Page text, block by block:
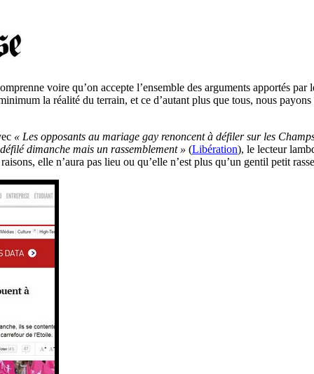
voire qu’on accepte l’ensemble des arguments apportés
la réalité du terrain, et ce d’autant plus que tous, nous
« Les opposants au mariage gay renoncent à défiler sur les
dimanche mais un rassemblement » (Libération), le lecteur
elle n’aura pas lieu ou qu’elle n’est plus qu’un gentil petit